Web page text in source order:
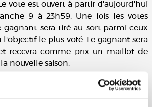
vote est ouvert à partir d'aujourd'hui
9 à 23h59. Une fois les votes
gagnant sera tiré au sort parmi ceux
le plus voté. Le gagnant sera
recevra comme prix un maillot de
nouvelle saison.